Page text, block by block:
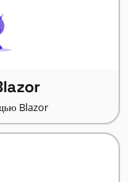
Blazor